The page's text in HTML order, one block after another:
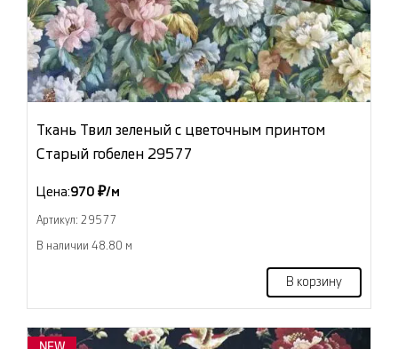
Ткань Твил зеленый с цветочным принтом
Старый гобелен 29577
Цена:970 ₽/м
Артикул: 29577
В наличии 48.80 м
В корзину